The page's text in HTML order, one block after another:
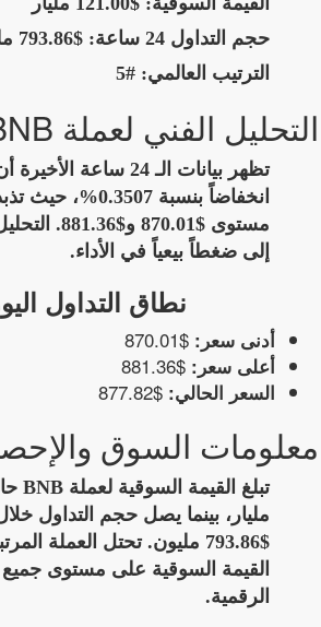
حجم التداول 24 ساعة:
$793.86 مليون
الترتيب العالمي: #5
التحليل الفني لعملة BNB
انخفاضاً بنسبة
مستوى $870.01
إلى ضغطاً بيعياً في الأداء.
نطاق التداول
أدنى سعر: $870.01
أعلى سعر: $881.36
السعر الحالي: $877.82
معلومات السوق
القيمة السوقية على مستوى جميع
الرقمية.